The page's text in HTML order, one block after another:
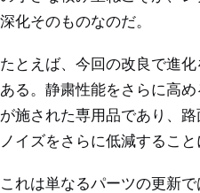
深化そのものなのだ。
たとえば、今回の改良で進
ある。静粛性能をさらに高
が施された専用品であり、
ノイズをさらに低減すること
これは単なるパーツの更新